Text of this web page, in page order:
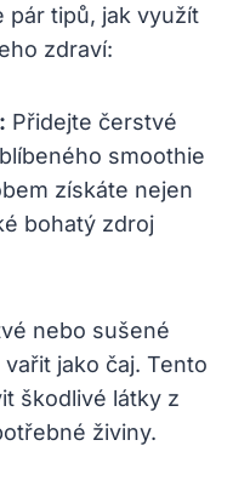
⁣pár tipů, ⁢jak ‌využít
zdraví:
Přidejte čerstvé
smoothie
získáte nejen
bohatý zdroj
nebo sušené
​jako čaj.⁤ Tento
škodlivé látky z
živiny.